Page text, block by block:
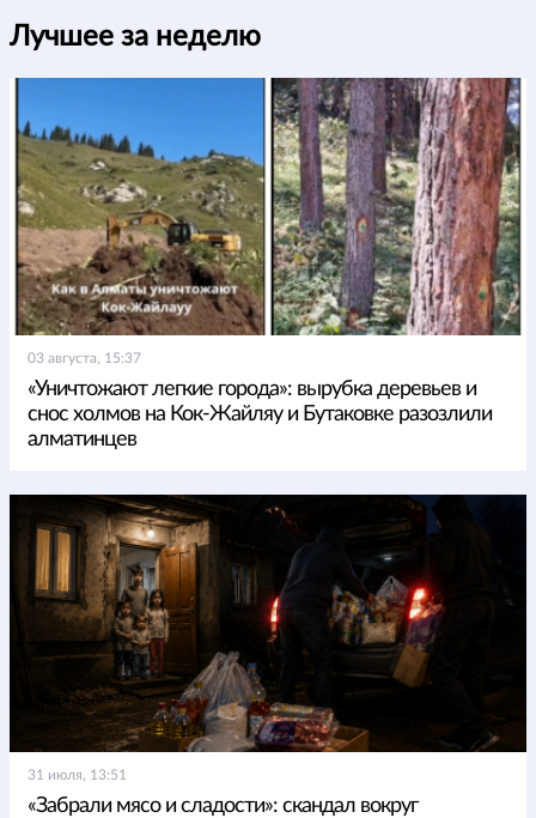
Лучшее за неделю
03 августа, 15:37
«Уничтожают легкие города»: вырубка деревьев и
снос холмов на Кок-Жайляу и Бутаковке разозлили
алматинцев
31 июля, 13:51
«Забрали мясо и сладости»: скандал вокруг